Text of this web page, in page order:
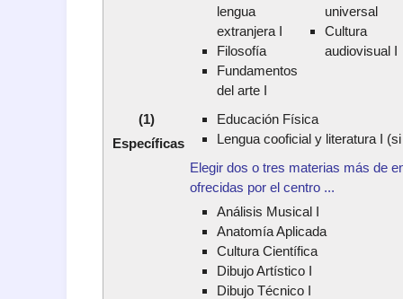
lengua
extranjera I
Filosofía
Fundamentos
del arte I
universal
Cultura
audiovisual I
(1)
Específicas
Educación Física
Lengua cooficial y literatura I
Elegir dos o tres materias más de
ofrecidas por el centro ...
Análisis Musical I
Anatomía Aplicada
Cultura Científica
Dibujo Artístico I
Dibujo Técnico I